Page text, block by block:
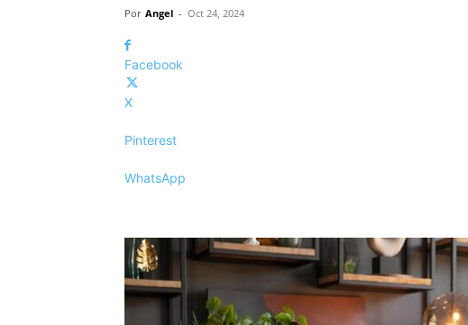
Por Angel - Oct 24, 2024
Facebook
X
Pinterest
WhatsApp